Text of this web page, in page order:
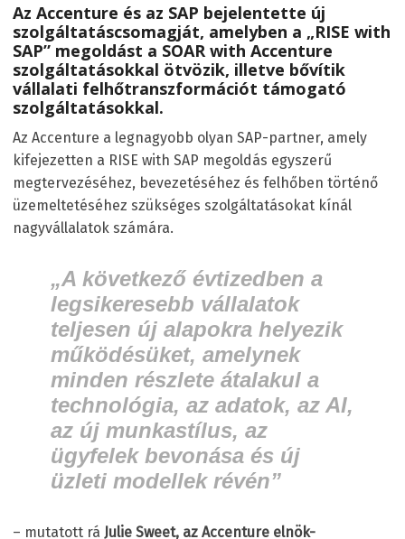
Az Accenture és az SAP bejelentette új
szolgáltatáscsomagját, amelyben a „RISE with
SAP” megoldást a SOAR with Accenture
szolgáltatásokkal ötvözik, illetve bővítik
vállalati felhőtranszformációt támogató
szolgáltatásokkal.
Az Accenture a legnagyobb olyan SAP-partner, amely
kifejezetten a RISE with SAP megoldás egyszerű
megtervezéséhez, bevezetéséhez és felhőben történő
üzemeltetéséhez szükséges szolgáltatásokat kínál
nagyvállalatok számára.
„A következő évtizedben a
legsikeresebb vállalatok
teljesen új alapokra helyezik
működésüket, amelynek
minden részlete átalakul a
technológia, az adatok, az AI,
az új munkastílus, az
ügyfelek bevonása és új
üzleti modellek révén”
– mutatott rá Julie Sweet, az Accenture elnök-